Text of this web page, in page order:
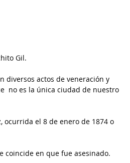
Gil.
diversos actos de veneración y
no es la única ciudad de nuestro
ocurrida el 8 de enero de 1874 o
coincide en que fue asesinado.